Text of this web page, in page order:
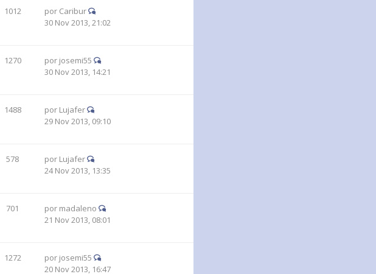
1012 por Caribur
30 Nov 2013, 21:02
1270 por josemi55
30 Nov 2013, 14:21
1488 por Lujafer
29 Nov 2013, 09:10
578 por Lujafer
24 Nov 2013, 13:35
701 por madaleno
21 Nov 2013, 08:01
1272 por josemi55
20 Nov 2013, 16:47